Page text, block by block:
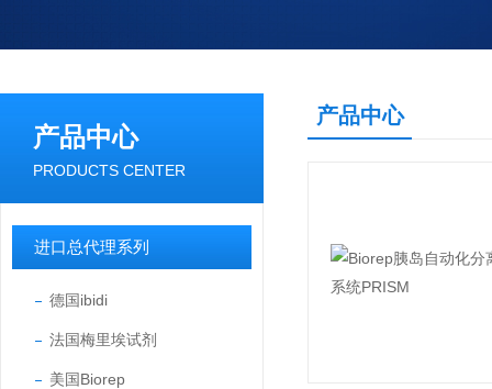
产品中心
PRODUCTS CENTER
进口总代理系列
德国ibidi
法国梅里埃试剂
美国Biorep
产品中心